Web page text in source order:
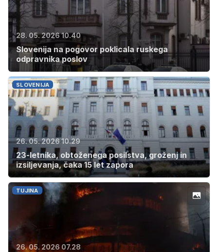
28. 05. 2026 10.40
Slovenija na pogovor poklicala ruskega
odpravnika poslov
SLOVENIJA
26. 05. 2026 10.29
23-letnika, obtoženega posilstva, groženj in
izsiljevanja, čaka 15 let zapora
TUJINA
26. 05. 2026 07.28